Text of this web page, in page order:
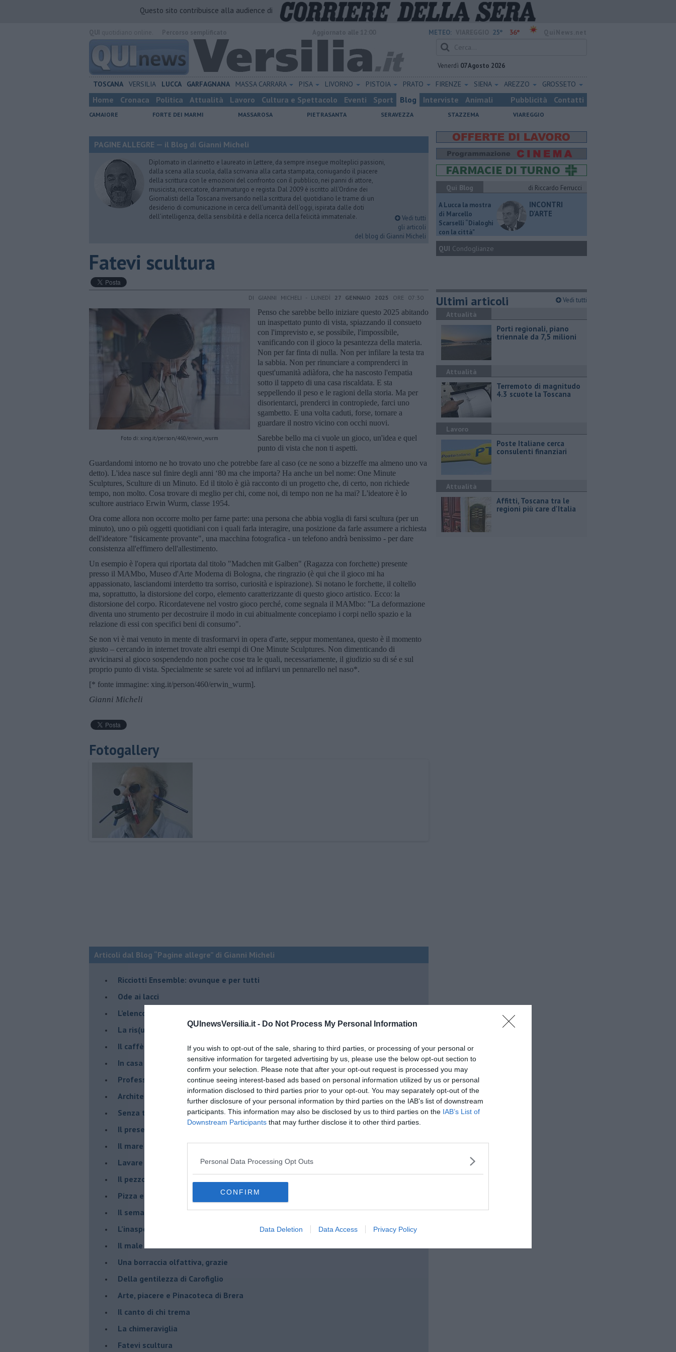
QUInewsVersilia.it - Do Not Process My Personal Information
If you wish to opt-out of the sale, sharing to third parties, or processing of your personal or
sensitive information for targeted advertising by us, please use the below opt-out section to
confirm your selection. Please note that after your opt-out request is processed you may
continue seeing interest-based ads based on personal information utilized by us or personal
information disclosed to third parties prior to your opt-out. You may separately opt-out of the
further disclosure of your personal information by third parties on the IAB’s list of downstream
participants. This information may also be disclosed by us to third parties on the IAB’s List of
Downstream Participants that may further disclose it to other third parties.
Personal Data Processing Opt Outs
CONFIRM
Data Deletion Data Access Privacy Policy
Questo sito contribuisce alla audience di
METEO: 25° 36°
Venerdì 07 Agosto 2026
TOSCANA VERSILIA LUCCA GARFAGNANA MASSA CARRARA PISA LIVORNO PISTOIA PRATO FIRENZE SIENA AREZZO GROSSETO
Home Cronaca Politica Attualità Lavoro Cultura e Spettacolo Eventi Sport Blog Interviste Animali Pubblicità Contatti
CAMAIORE FORTE DEI MARMI MASSAROSA PIETRASANTA SERAVEZZA STAZZEMA VIAREGGIO
PAGINE ALLEGRE — il Blog di Gianni Micheli
Diplomato in clarinetto e laureato in Lettere, da sempre insegue molteplici passioni,
dalla scena alla scuola, dalla scrivania alla carta stampata, coniugando il piacere
della scrittura con le emozioni del confronto con il pubblico, nei panni di attore,
musicista, ricercatore, drammaturgo e regista. Dal 2009 è iscritto all’Ordine dei
Giornalisti della Toscana riversando nella scrittura del quotidiano le trame di un
desiderio di comunicazione in cerca dell’umanità dell’oggi, ispirata dalle doti
dell’intelligenza, della sensibilità e della ricerca della felicità immateriale.
Vedi tutti
gli articoli
del blog di Gianni Micheli
​Fatevi scultura
DI GIANNI MICHELI - LUNEDÌ 27 GENNAIO 2025 ORE 07:30
Foto di: xing.it/person/460/erwin_wurm
Penso che sarebbe bello iniziare questo 2025 abitando
un inaspettato punto di vista, spiazzando il consueto
con l'imprevisto e, se possibile, l'impossibile,
vanificando con il gioco la pesantezza della materia.
Non per far finta di nulla. Non per infilare la testa tra
la sabbia. Non per rinunciare a comprenderci in
quest'umanità adiàfora, che ha nascosto l'empatia
sotto il tappeto di una casa riscaldata. E sta
seppellendo il peso e le ragioni della storia. Ma per
disorientarci, prenderci in contropiede, farci uno
sgambetto. E una volta caduti, forse, tornare a
guardare il nostro vicino con occhi nuovi.
Sarebbe bello ma ci vuole un gioco, un'idea e quel
punto di vista che non ti aspetti.
Guardandomi intorno ne ho trovato uno che potrebbe fare al caso (ce ne sono a bizzeffe ma almeno uno va
detto). L'idea nasce sul finire degli anni ‘80 ma che importa? Ha anche un bel nome: One Minute
Sculptures, Sculture di un Minuto. Ed il titolo è già racconto di un progetto che, di certo, non richiede
tempo, non molto. Cosa trovare di meglio per chi, come noi, di tempo non ne ha mai? L'ideatore è lo
scultore austriaco Erwin Wurm, classe 1954.
Ora come allora non occorre molto per farne parte: una persona che abbia voglia di farsi scultura (per un
minuto), uno o più oggetti quotidiani con i quali farla interagire, una posizione da farle assumere a richiesta
dell'ideatore "fisicamente provante", una macchina fotografica - un telefono andrà benissimo - per dare
consistenza all'effimero dell'allestimento.
Un esempio è l'opera qui riportata dal titolo "Madchen mit Galben" (Ragazza con forchette) presente
presso il MAMbo, Museo d'Arte Moderna di Bologna, che ringrazio (è qui che il gioco mi ha
appassionato, lasciandomi interdetto tra sorriso, curiosità e ispirazione). Si notano le forchette, il coltello
ma, soprattutto, la distorsione del corpo, elemento caratterizzante di questo gioco artistico. Ecco: la
distorsione del corpo. Ricordatevene nel vostro gioco perché, come segnala il MAMbo: "La deformazione
diventa uno strumento per decostruire il modo in cui abitualmente concepiamo i corpi nello spazio e la
relazione di essi con specifici beni di consumo".
Se non vi è mai venuto in mente di trasformarvi in opera d'arte, seppur momentanea, questo è il momento
giusto – cercando in internet trovate altri esempi di One Minute Sculptures. Non dimenticando di
avvicinarsi al gioco sospendendo non poche cose tra le quali, necessariamente, il giudizio su di sé e sul
proprio punto di vista. Specialmente se sarete voi ad infilarvi un pennarello nel naso*.
[* fonte immagine: xing.it/person/460/erwin_wurm].
Gianni Micheli
Fotogallery
Articoli dal Blog “Pagine allegre” di Gianni Micheli
​Ricciotti Ensemble: ovunque e per tutti
Ode ai lacci
​L’elenco telefonico
​La ris(u)onanza
​Il caffè Mattia Moreni
​In casa ho una macchina del tempo
Professione: reporter
Architettura che abbaglia
​Senza tasche, un po’ come me
​Il presepe di San Martino
​Il mare d’autunno
​Lavare la coscienza
​Il pezzo di legno
​Pizza e birra
​Il semaforo rosso
​L’inaspettato
​Il male è zucchero
​Una borraccia olfattiva, grazie
​Della gentilezza di Carofiglio
Arte, piacere e Pinacoteca di Brera
​Il canto di chi trema
La chimeraviglia
​Fatevi scultura
Qui Blog
di Riccardo Ferrucci
A Lucca la mostra
di Marcello
Scarselli “Dialoghi
con la città"
INCONTRI
D'ARTE
QUI Condoglianze
Ultimi articoli Vedi tutti
Attualità
Porti regionali, piano
triennale da 7,5 milioni
Attualità
Terremoto di magnitudo
4.3 scuote la Toscana
Lavoro
Poste Italiane cerca
consulenti finanziari
Attualità
Affitti, Toscana tra le
regioni più care d'Italia